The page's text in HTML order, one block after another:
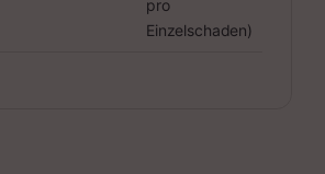
pro
Einzelschaden)